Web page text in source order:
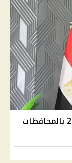
جدول امتحانات الشهادة الإعدادية 2026 بالمحافظات